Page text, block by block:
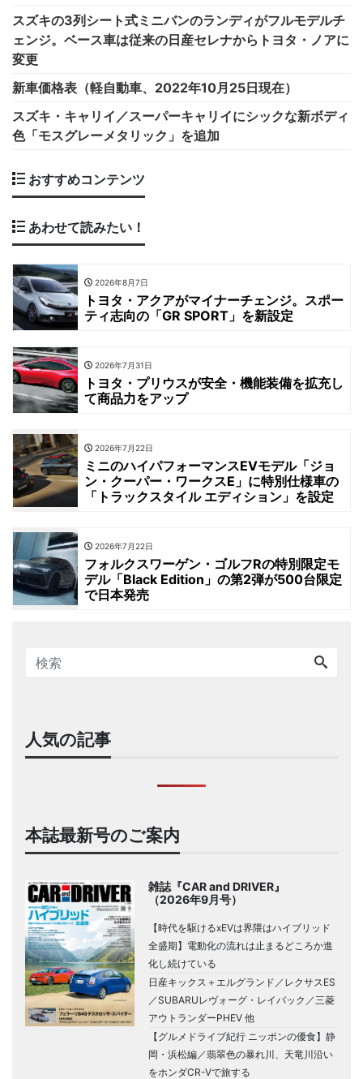
スズキの3列シート式ミニバンのランディがフルモデルチ
ェンジ。ベース車は従来の日産セレナからトヨタ・ノアに
変更
新車価格表（軽自動車、2022年10月25日現在）
スズキ・キャリイ／スーパーキャリイにシックな新ボディ
色「モスグレーメタリック」を追加
おすすめコンテンツ
あわせて読みたい！
2026年8月7日
トヨタ・アクアがマイナーチェンジ。スポー
ティ志向の「GR SPORT」を新設定
2026年7月31日
トヨタ・プリウスが安全・機能装備を拡充し
て商品力をアップ
2026年7月22日
ミニのハイパフォーマンスEVモデル「ジョ
ン・クーパー・ワークスE」に特別仕様車の
「トラックスタイル エディション」を設定
2026年7月22日
フォルクスワーゲン・ゴルフRの特別限定モ
デル「Black Edition」の第2弾が500台限定
で日本発売
人気の記事
本誌最新号のご案内
雑誌『CAR and DRIVER』
（2026年9月号）
【時代を駆けるxEVは界隈はハイブリッド
全盛期】電動化の流れは止まるどころか進
化し続けている
日産キックス＋エルグランド／レクサスES
／SUBARUレヴォーグ・レイバック／三菱
アウトランダーPHEV 他
【グルメドライブ紀行 ニッポンの優食】静
岡・浜松編／翡翠色の暴れ川、天竜川沿い
をホンダCR-Vで旅する